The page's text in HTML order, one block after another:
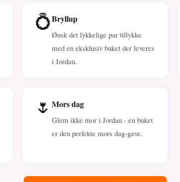
💍Bryllup
Ønsk det lykkelige par tillykke
med en eksklusiv buket der leveres
i Jordan.
🌷 Mors dag
Glem ikke mor i Jordan - en buket
er den perfekte mors dag-gave.